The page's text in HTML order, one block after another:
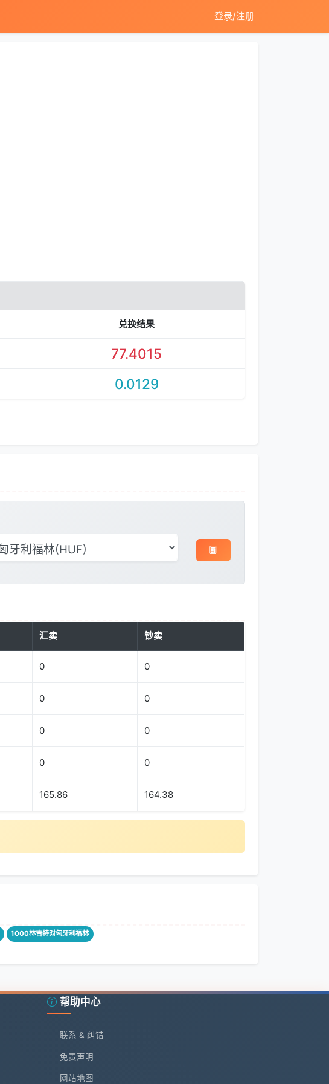
登录/注册
兑换结果
77.4015
0.0129
汇卖 钞卖
0 0
0 0
0 0
0 0
165.86 164.38
1000林吉特对匈牙利福林
帮助中心
联系 & 纠错
免责声明
网站地图